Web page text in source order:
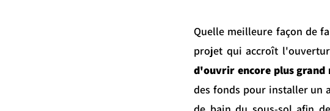
Quelle meilleure façon de
projet qui accroît
d'ouvrir encore plus
des fonds pour installer un